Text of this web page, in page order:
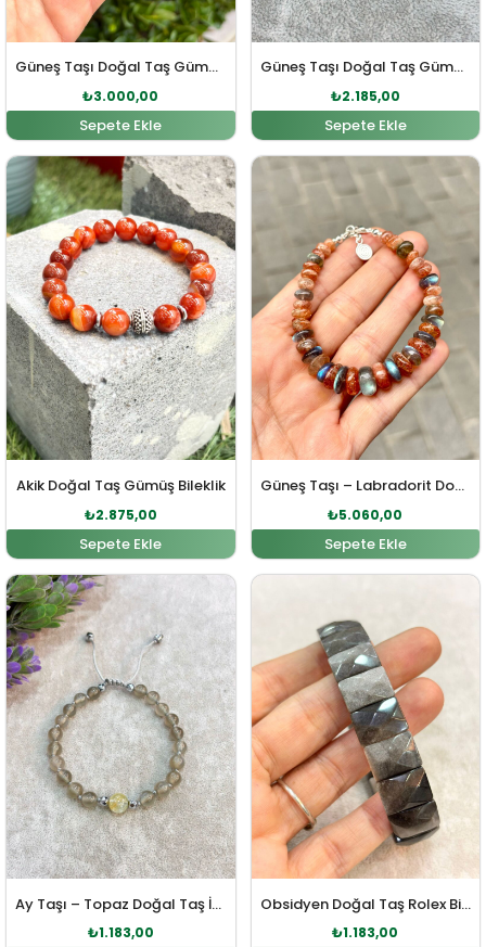
Güneş Taşı Doğal Taş Gümüş Bileklik
₺3.000,00
Sepete Ekle
Güneş Taşı Doğal Taş Gümüş Bileklik
₺2.185,00
Sepete Ekle
Akik Doğal Taş Gümüş Bileklik
Orijinal fiyat: ₺2.990,00.
₺2.875,00
Şu andaki fiyat: ₺2.875,00.
Sepete Ekle
Güneş Taşı – Labradorit Doğal Taş Gümüş Bileklik
Orijinal fiyat:
₺5.060,00
Şu andaki
Sepete Ekle
Ay Taşı – Topaz Doğal Taş İpli Bileklik
Orijinal fiyat: ₺1.301,00.
₺1.183,00
Şu andaki fiyat: ₺1.183,00.
Obsidyen Doğal Taş Rolex Bileklik
Orijinal fiyat:
₺1.183,00
Şu andaki